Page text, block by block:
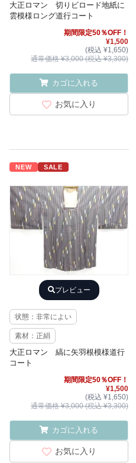
大正ロマン 切りビロード地紙に
雲模様ロング道行コート
期間限定50％OFF！
¥1,500
(税込 ¥1,650)
通常価格 ¥3,000 (税込 ¥3,300)
カゴに入れる
お気に入り
NEW SALE
プレビュー
状態：非常によい
素材：正絹
大正ロマン 縞に矢羽根模様道行
コート
期間限定50％OFF！
¥1,500
(税込 ¥1,650)
通常価格 ¥3,000 (税込 ¥3,300)
カゴに入れる
お気に入り